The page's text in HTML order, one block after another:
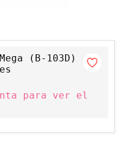
(B-103D)
para ver el